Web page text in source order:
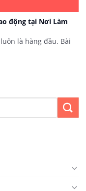
động tại Nơi Làm
là hàng đầu. Bài